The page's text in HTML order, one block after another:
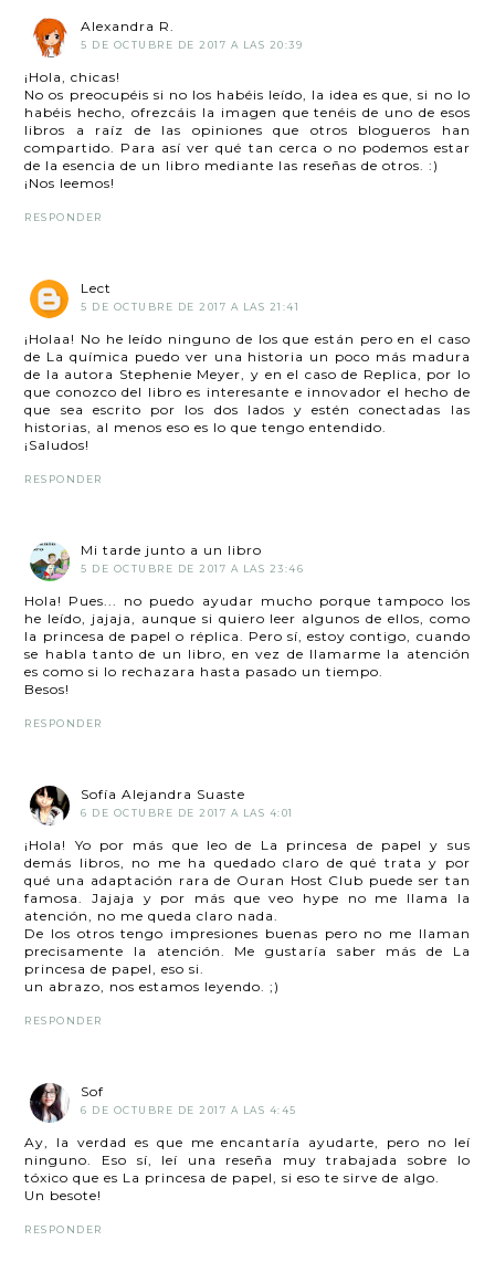
Alexandra R.
5 DE OCTUBRE DE 2017 A LAS 20:39
¡Hola, chicas!
No os preocupéis si no los habéis leído, la idea es que, si no lo
habéis hecho, ofrezcáis la imagen que tenéis de uno de esos
libros a raíz de las opiniones que otros blogueros han
compartido. Para así ver qué tan cerca o no podemos estar
de la esencia de un libro mediante las reseñas de otros. :)
¡Nos leemos!
RESPONDER
Lect
5 DE OCTUBRE DE 2017 A LAS 21:41
¡Holaa! No he leído ninguno de los que están pero en el caso
de La química puedo ver una historia un poco más madura
de la autora Stephenie Meyer, y en el caso de Replica, por lo
que conozco del libro es interesante e innovador el hecho de
que sea escrito por los dos lados y estén conectadas las
historias, al menos eso es lo que tengo entendido.
¡Saludos!
RESPONDER
Mi tarde junto a un libro
5 DE OCTUBRE DE 2017 A LAS 23:46
Hola! Pues... no puedo ayudar mucho porque tampoco los
he leído, jajaja, aunque si quiero leer algunos de ellos, como
la princesa de papel o réplica. Pero sí, estoy contigo, cuando
se habla tanto de un libro, en vez de llamarme la atención
es como si lo rechazara hasta pasado un tiempo.
Besos!
RESPONDER
Sofía Alejandra Suaste
6 DE OCTUBRE DE 2017 A LAS 4:01
¡Hola! Yo por más que leo de La princesa de papel y sus
demás libros, no me ha quedado claro de qué trata y por
qué una adaptación rara de Ouran Host Club puede ser tan
famosa. Jajaja y por más que veo hype no me llama la
atención, no me queda claro nada.
De los otros tengo impresiones buenas pero no me llaman
precisamente la atención. Me gustaría saber más de La
princesa de papel, eso si.
un abrazo, nos estamos leyendo. ;)
RESPONDER
Sof
6 DE OCTUBRE DE 2017 A LAS 4:45
Ay, la verdad es que me encantaría ayudarte, pero no leí
ninguno. Eso sí, leí una reseña muy trabajada sobre lo
tóxico que es La princesa de papel, si eso te sirve de algo.
Un besote!
RESPONDER